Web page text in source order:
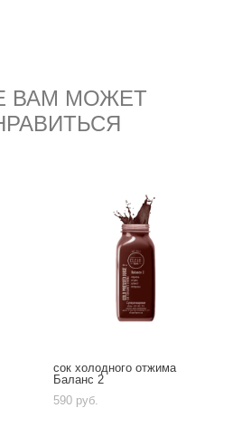
ВАМ МОЖЕТ
сок холодного отжима
Баланс 2
590 pуб.